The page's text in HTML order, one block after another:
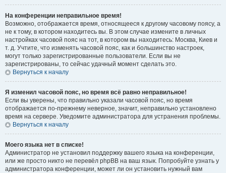
На конференции неправильное время!
Возможно, отображается время, относящееся к другому часовому поясу, а
не к тому, в котором находитесь вы. В этом случае измените в личных
настройках часовой пояс на тот, в котором вы находитесь: Москва, Киев и
т. д. Учтите, что изменять часовой пояс, как и большинство настроек,
могут только зарегистрированные пользователи. Если вы не
зарегистрированы, то сейчас удачный момент сделать это.
Вернуться к началу
Я изменил часовой пояс, но время всё равно неправильное!
Если вы уверены, что правильно указали часовой пояс, но время
отображается по-прежнему неверное, значит, неправильно установлено
время на сервере. Уведомите администратора для устранения проблемы.
Вернуться к началу
Моего языка нет в списке!
Администратор не установил поддержку вашего языка на конференции,
или же просто никто не перевёл phpBB на ваш язык. Попробуйте узнать у
администратора конференции, может ли он установить нужный вам